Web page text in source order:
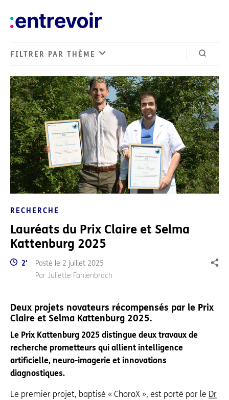
FILTRER PAR THÈME
RECHERCHE
Lauréats du Prix Claire et Selma
Kattenburg 2025
Temps de lecture:
2' Posté le 2 juillet 2025
Par Juliette Fahlenbrach
Deux projets novateurs récompensés par le Prix
Claire et Selma Kattenburg 2025.
Le Prix Kattenburg 2025 distingue deux travaux de
recherche prometteurs qui allient intelligence
artificielle, neuro-imagerie et innovations
diagnostiques.
Le premier projet, baptisé « ChoroX », est porté par le Dr